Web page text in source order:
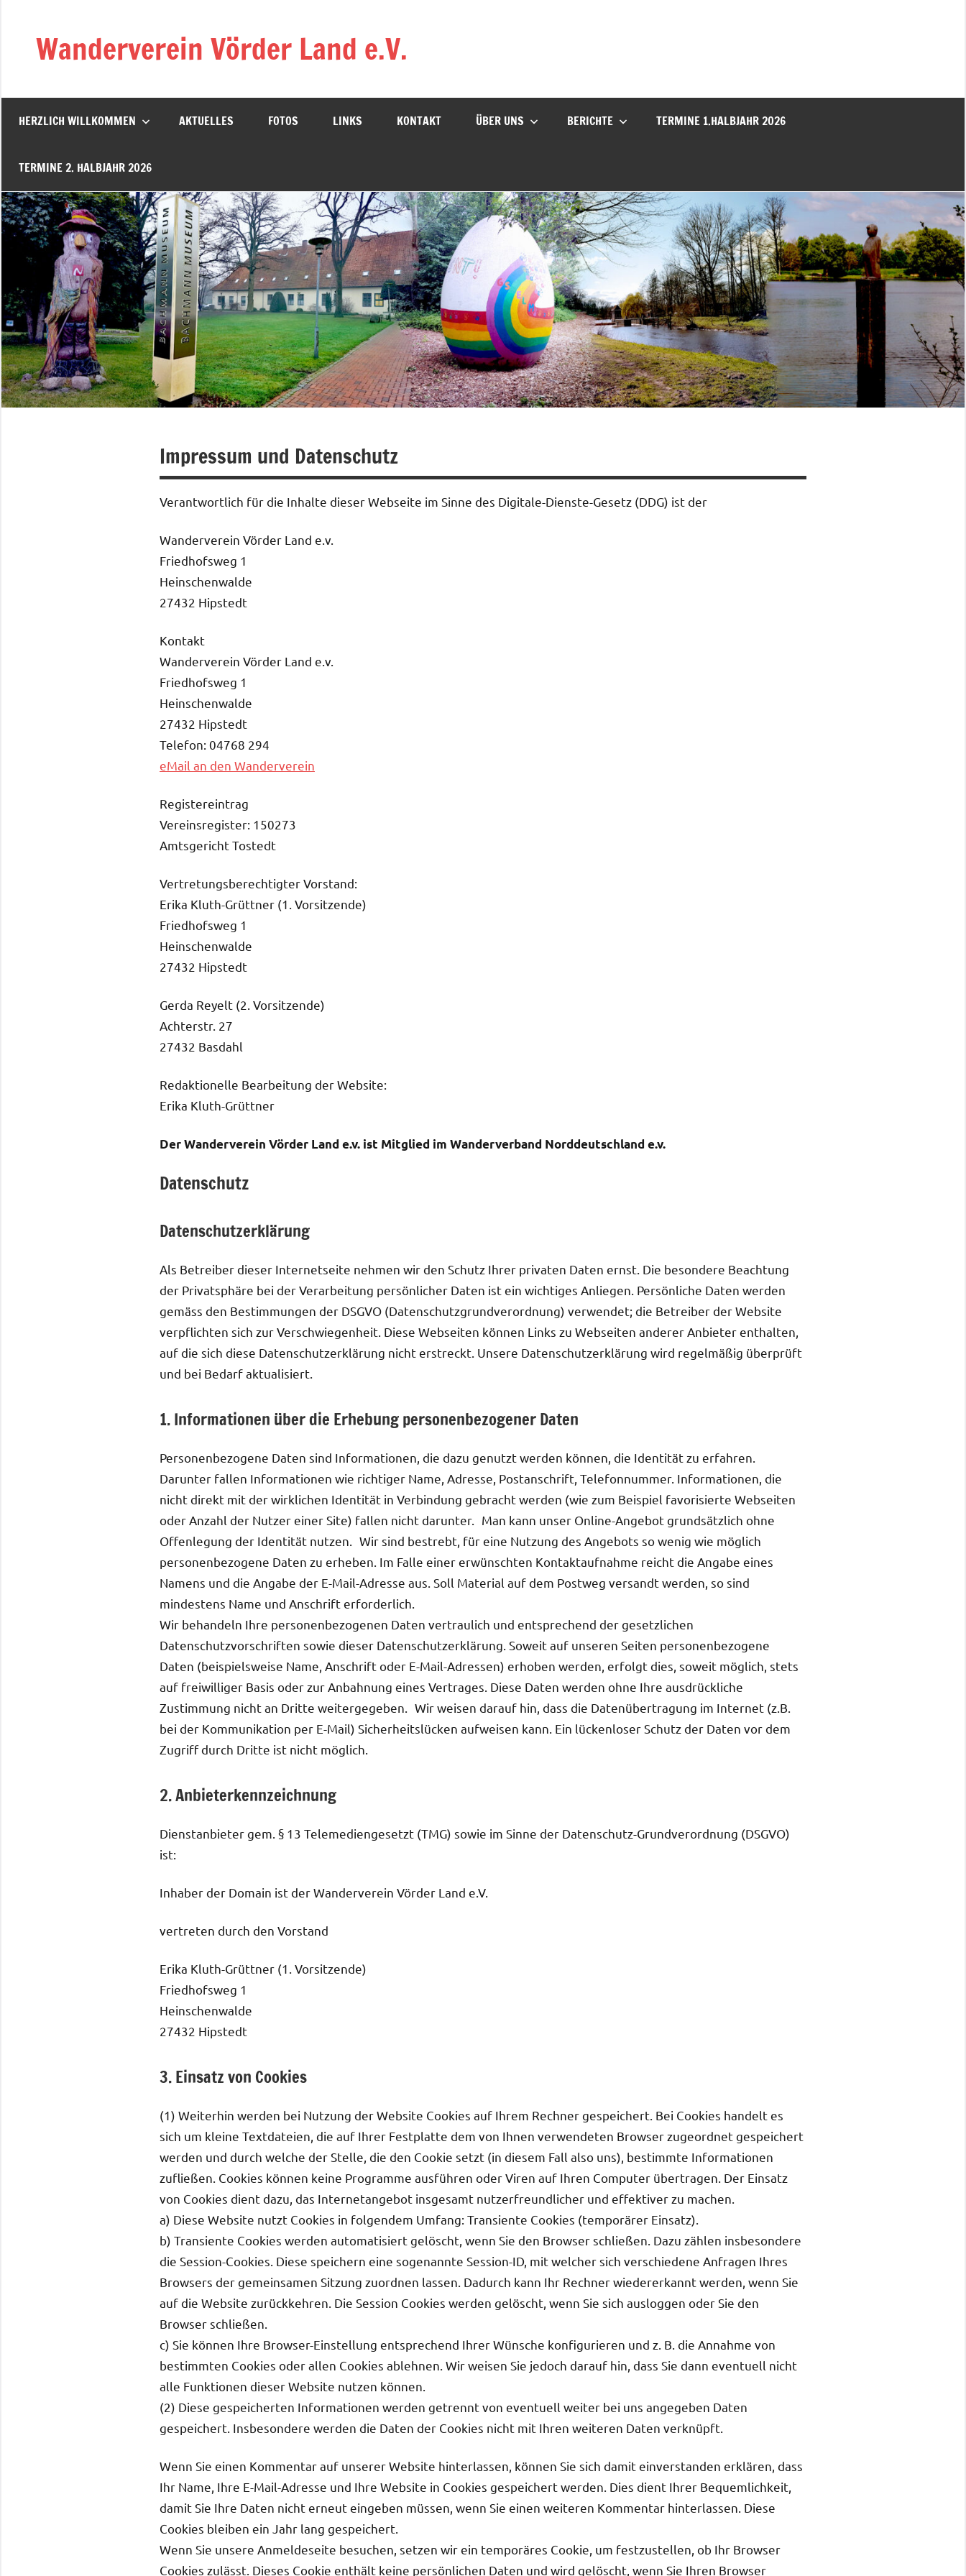
springenWanderverein Vörder Land e.V.
HERZLICH WILLKOMMEN AKTUELLES FOTOS LINKS KONTAKT ÜBER UNS BERICHTE TERMINE 1.HALBJAHR 2026
TERMINE 2. HALBJAHR 2026
Impressum und Datenschutz
Verantwortlich für die Inhalte dieser Webseite im Sinne des Digitale-Dienste-Gesetz (DDG) ist der
Wanderverein Vörder Land e.v.
Friedhofsweg 1
Heinschenwalde
27432 Hipstedt
Kontakt
Wanderverein Vörder Land e.v.
Friedhofsweg 1
Heinschenwalde
27432 Hipstedt
Telefon: 04768 294
eMail an den Wanderverein
Registereintrag
Vereinsregister: 150273
Amtsgericht Tostedt
Vertretungsberechtigter Vorstand:
Erika Kluth-Grüttner (1. Vorsitzende)
Friedhofsweg 1
Heinschenwalde
27432 Hipstedt
Gerda Reyelt (2. Vorsitzende)
Achterstr. 27
27432 Basdahl
Redaktionelle Bearbeitung der Website:
Erika Kluth-Grüttner
Der Wanderverein Vörder Land e.v. ist Mitglied im Wanderverband Norddeutschland e.v.
Datenschutz
Datenschutzerklärung
Als Betreiber dieser Internetseite nehmen wir den Schutz Ihrer privaten Daten ernst. Die besondere Beachtung
der Privatsphäre bei der Verarbeitung persönlicher Daten ist ein wichtiges Anliegen. Persönliche Daten werden
gemäss den Bestimmungen der DSGVO (Datenschutzgrundverordnung) verwendet; die Betreiber der Website
verpflichten sich zur Verschwiegenheit. Diese Webseiten können Links zu Webseiten anderer Anbieter enthalten,
auf die sich diese Datenschutzerklärung nicht erstreckt. Unsere Datenschutzerklärung wird regelmäßig überprüft
und bei Bedarf aktualisiert.
1. Informationen über die Erhebung personenbezogener Daten
Personenbezogene Daten sind Informationen, die dazu genutzt werden können, die Identität zu erfahren.
Darunter fallen Informationen wie richtiger Name, Adresse, Postanschrift, Telefonnummer. Informationen, die
nicht direkt mit der wirklichen Identität in Verbindung gebracht werden (wie zum Beispiel favorisierte Webseiten
oder Anzahl der Nutzer einer Site) fallen nicht darunter. Man kann unser Online-Angebot grundsätzlich ohne
Offenlegung der Identität nutzen. Wir sind bestrebt, für eine Nutzung des Angebots so wenig wie möglich
personenbezogene Daten zu erheben. Im Falle einer erwünschten Kontaktaufnahme reicht die Angabe eines
Namens und die Angabe der E-Mail-Adresse aus. Soll Material auf dem Postweg versandt werden, so sind
mindestens Name und Anschrift erforderlich.
Wir behandeln Ihre personenbezogenen Daten vertraulich und entsprechend der gesetzlichen
Datenschutzvorschriften sowie dieser Datenschutzerklärung. Soweit auf unseren Seiten personenbezogene
Daten (beispielsweise Name, Anschrift oder E-Mail-Adressen) erhoben werden, erfolgt dies, soweit möglich, stets
auf freiwilliger Basis oder zur Anbahnung eines Vertrages. Diese Daten werden ohne Ihre ausdrückliche
Zustimmung nicht an Dritte weitergegeben. Wir weisen darauf hin, dass die Datenübertragung im Internet (z.B.
bei der Kommunikation per E-Mail) Sicherheitslücken aufweisen kann. Ein lückenloser Schutz der Daten vor dem
Zugriff durch Dritte ist nicht möglich.
2. Anbieterkennzeichnung
Dienstanbieter gem. § 13 Telemediengesetzt (TMG) sowie im Sinne der Datenschutz-Grundverordnung (DSGVO)
ist:
Inhaber der Domain ist der Wanderverein Vörder Land e.V.
vertreten durch den Vorstand
Erika Kluth-Grüttner (1. Vorsitzende)
Friedhofsweg 1
Heinschenwalde
27432 Hipstedt
3. Einsatz von Cookies
(1) Weiterhin werden bei Nutzung der Website Cookies auf Ihrem Rechner gespeichert. Bei Cookies handelt es
sich um kleine Textdateien, die auf Ihrer Festplatte dem von Ihnen verwendeten Browser zugeordnet gespeichert
werden und durch welche der Stelle, die den Cookie setzt (in diesem Fall also uns), bestimmte Informationen
zufließen. Cookies können keine Programme ausführen oder Viren auf Ihren Computer übertragen. Der Einsatz
von Cookies dient dazu, das Internetangebot insgesamt nutzerfreundlicher und effektiver zu machen.
a) Diese Website nutzt Cookies in folgendem Umfang: Transiente Cookies (temporärer Einsatz).
b) Transiente Cookies werden automatisiert gelöscht, wenn Sie den Browser schließen. Dazu zählen insbesondere
die Session-Cookies. Diese speichern eine sogenannte Session-ID, mit welcher sich verschiedene Anfragen Ihres
Browsers der gemeinsamen Sitzung zuordnen lassen. Dadurch kann Ihr Rechner wiedererkannt werden, wenn Sie
auf die Website zurückkehren. Die Session Cookies werden gelöscht, wenn Sie sich ausloggen oder Sie den
Browser schließen.
c) Sie können Ihre Browser-Einstellung entsprechend Ihrer Wünsche konfigurieren und z. B. die Annahme von
bestimmten Cookies oder allen Cookies ablehnen. Wir weisen Sie jedoch darauf hin, dass Sie dann eventuell nicht
alle Funktionen dieser Website nutzen können.
(2) Diese gespeicherten Informationen werden getrennt von eventuell weiter bei uns angegeben Daten
gespeichert. Insbesondere werden die Daten der Cookies nicht mit Ihren weiteren Daten verknüpft.
Wenn Sie einen Kommentar auf unserer Website hinterlassen, können Sie sich damit einverstanden erklären, dass
Ihr Name, Ihre E-Mail-Adresse und Ihre Website in Cookies gespeichert werden. Dies dient Ihrer Bequemlichkeit,
damit Sie Ihre Daten nicht erneut eingeben müssen, wenn Sie einen weiteren Kommentar hinterlassen. Diese
Cookies bleiben ein Jahr lang gespeichert.
Wenn Sie unsere Anmeldeseite besuchen, setzen wir ein temporäres Cookie, um festzustellen, ob Ihr Browser
Cookies zulässt. Dieses Cookie enthält keine persönlichen Daten und wird gelöscht, wenn Sie Ihren Browser